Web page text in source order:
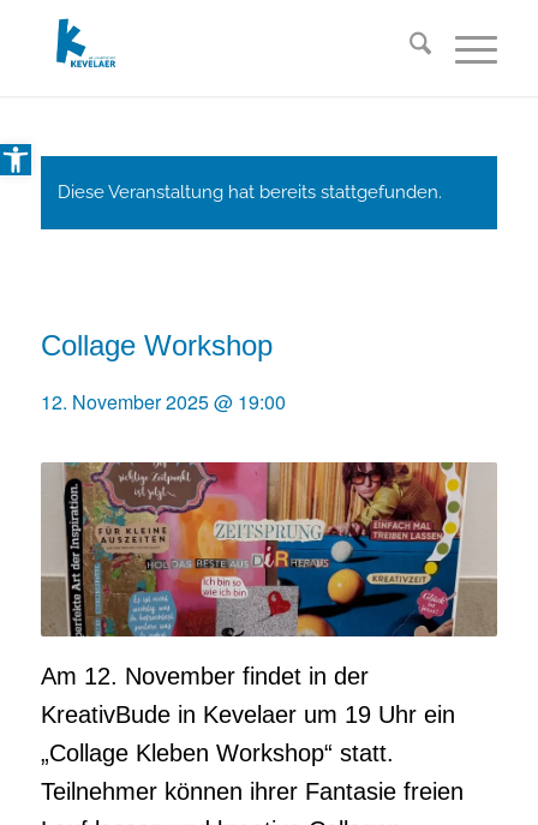
Open toolbar
Diese Veranstaltung hat bereits stattgefunden.
Collage Workshop
12. November 2025 @ 19:00
Am 12. November findet in der
KreativBude in Kevelaer um 19 Uhr ein
„Collage Kleben Workshop“ statt.
Teilnehmer können ihrer Fantasie freien